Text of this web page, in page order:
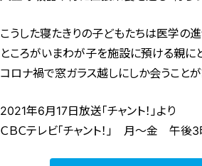
こうした寝たきりの子どもたちは医学の
ところがいまわが子を施設に預ける親に
コロナ禍で窓ガラス越しにしか会うこと
2021年6月17日放送「チャント！」より
ＣＢＣテレビ「チャント！」 月～金 午